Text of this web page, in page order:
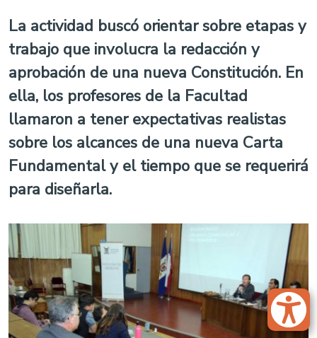
La actividad buscó orientar sobre etapas y
trabajo que involucra la redacción y
aprobación de una nueva Constitución. En
ella, los profesores de la Facultad
llamaron a tener expectativas realistas
sobre los alcances de una nueva Carta
Fundamental y el tiempo que se requerirá
para diseñarla.